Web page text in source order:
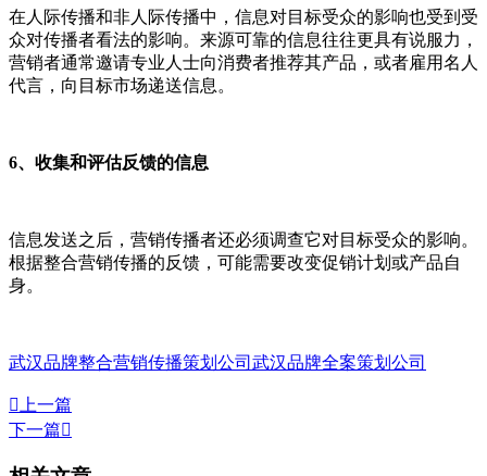
在人际传播和非人际传播中，信息对目标受众的影响也受到受
众对传播者看法的影响。来源可靠的信息往往更具有说服力，
营销者通常邀请专业人士向消费者推荐其产品，或者雇用名人
代言，向目标市场递送信息。
6、收集和评估反馈的信息
信息发送之后，营销传播者还必须调查它对目标受众的影响。
根据整合营销传播的反馈，可能需要改变促销计划或产品自
身。
武汉品牌整合营销传播策划公司 武汉品牌全案策划公司
 上一篇
下一篇